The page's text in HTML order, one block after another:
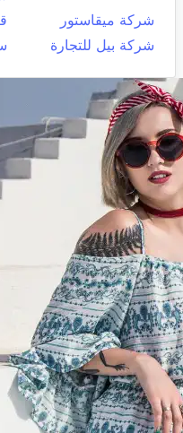
شركة ميقاستور
شركة بيل للتجارة